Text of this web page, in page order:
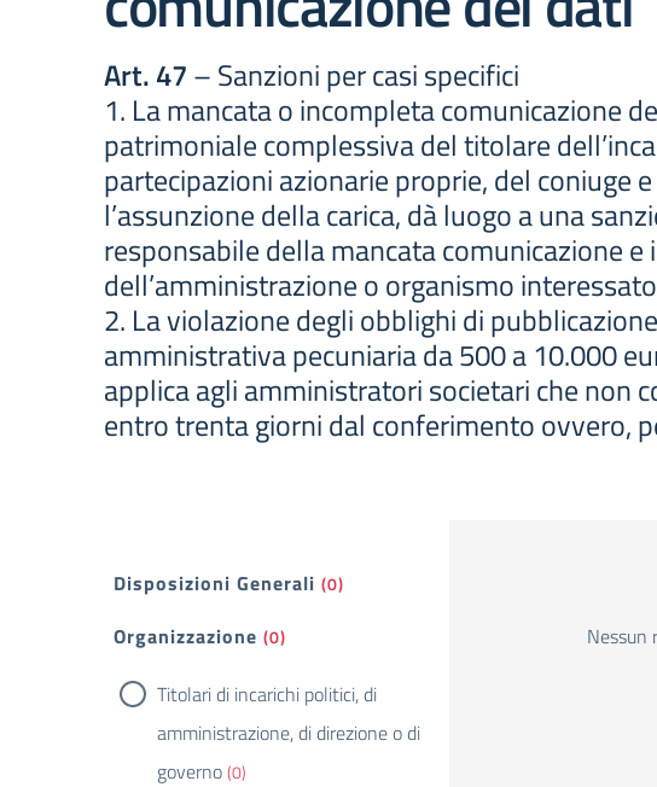
Art. 47– Sanzioni per casi specifici
1. La mancata o incompleta comunicazione
patrimoniale complessiva del titolare
partecipazioni azionarie proprie, del coniuge
l’assunzione della carica, dà luogo a una
responsabile della mancata comunicazione
dell’amministrazione o organismo
2. La violazione degli obblighi di
amministrativa pecuniaria da 500 a 10.000
applica agli amministratori societari che non
entro trenta giorni dal conferimento ovvero,
Filtri
Disposizioni Generali (0)
Organizzazione (0)
Titolari di incarichi politici, di
amministrazione, di direzione o di
governo(0)
Nessun